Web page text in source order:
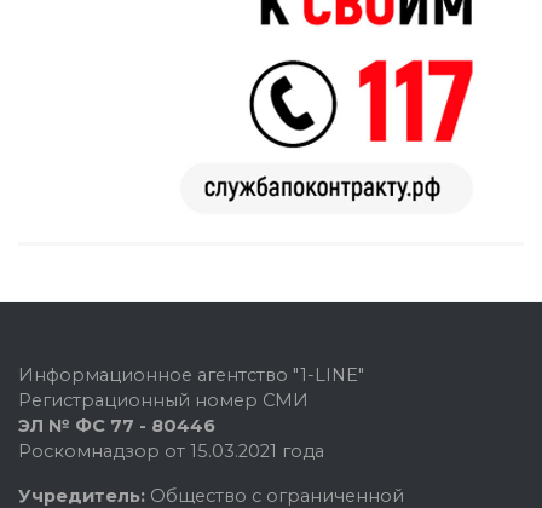
Информационное агентство "1-LINE"
Регистрационный номер СМИ
ЭЛ № ФС 77 - 80446
Роскомнадзор от 15.03.2021 года
Учредитель: Общество с ограниченной